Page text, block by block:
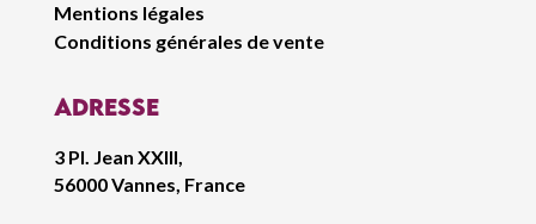
Mentions légales
Conditions générales de vente
Adresse
3 Pl. Jean XXIII,
56000 Vannes, France